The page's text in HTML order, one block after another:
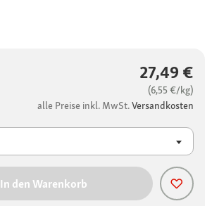
27,49 €
(6,55 €/kg)
alle Preise inkl. MwSt.Versandkosten
In den Warenkorb